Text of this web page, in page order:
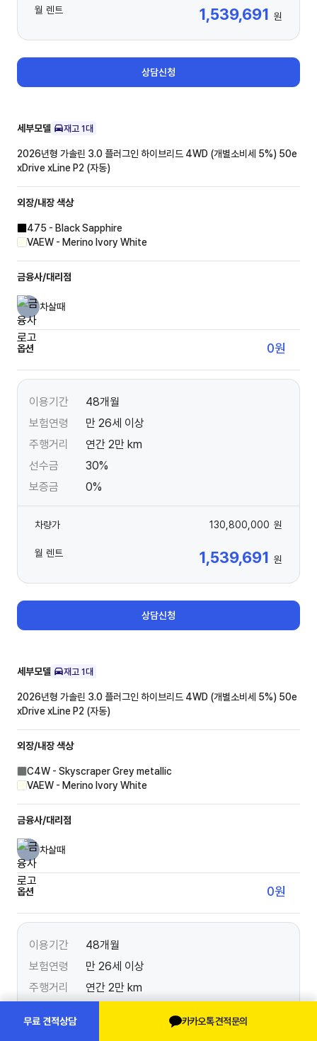
월 렌트 1,539,691 원
상담신청
세부모델 재고 1대
2026년형 가솔린 3.0 플러그인 하이브리드 4WD (개별소비세 5%) 50e
xDrive xLine P2 (자동)
외장/내장색상
475 - Black Sapphire
VAEW - Merino Ivory White
금융사/대리점
차살때
옵션 0원
이용기간
48개월
보험연령
만 26세 이상
주행거리
연간 2만 km
선수금
30%
보증금
0%
차량가 130,800,000 원
월 렌트 1,539,691 원
상담신청
세부모델 재고 1대
2026년형 가솔린 3.0 플러그인 하이브리드 4WD (개별소비세 5%) 50e
xDrive xLine P2 (자동)
외장/내장색상
C4W - Skyscraper Grey metallic
VAEW - Merino Ivory White
금융사/대리점
차살때
옵션 0원
이용기간
48개월
보험연령
만 26세 이상
주행거리
연간 2만 km
보증금
카카오톡 견적문의
무료 견적상담